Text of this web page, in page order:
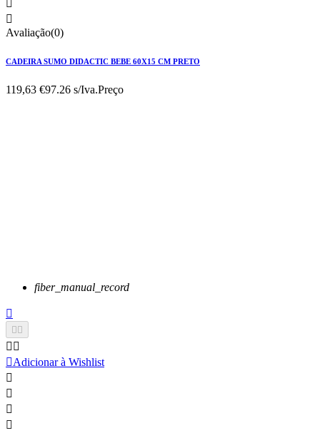


Avaliação(0)
CADEIRA SUMO DIDACTIC BEBE 60X15 CM PRETO
119,63 €97.26 s/Iva.Preço
fiber_manual_record

 
 
Adicionar à Wishlist



